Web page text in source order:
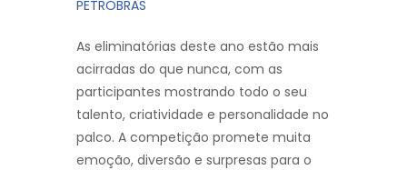
PETROBRAS
As eliminatórias deste ano estão mais
acirradas do que nunca, com as
participantes mostrando todo o seu
talento, criatividade e personalidade no
palco. A competição promete muita
emoção, diversão e surpresas para o